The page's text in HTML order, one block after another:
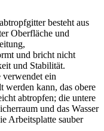
besteht aus
Oberfläche und
und bricht nicht
und Stabilität.
verwendet ein
werden kann, das obere
abtropfen; die untere
und das Wasser
Arbeitsplatte sauber